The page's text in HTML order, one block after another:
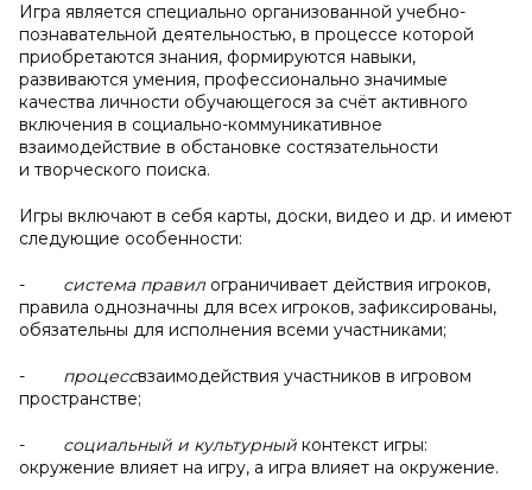
Игра является специально организованной учебно-
познавательной деятельностью, в процессе которой
приобретаются знания, формируются навыки,
развиваются умения, профессионально значимые
качества личности обучающегося за счёт активного
включения в социально-коммуникативное
взаимодействие в обстановке состязательности
и творческого поиска.
Игры включают в себя карты, доски, видео и др. и имеют
следующие особенности:
- система правил ограничивает действия игроков,
правила однозначны для всех игроков, зафиксированы,
обязательны для исполнения всеми участниками;
- процессвзаимодействия участников в игровом
пространстве;
- социальный и культурный контекст игры:
окружение влияет на игру, а игра влияет на окружение.